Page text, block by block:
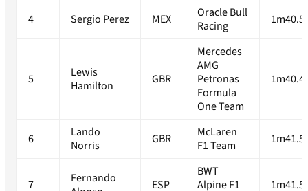
4 Sergio Perez MEX
Oracle Bull
Racing
5
Lewis
Hamilton
GBR
Mercedes
AMG
Petronas
Formula
One Team
6
Lando
Norris
GBR
McLaren
F1 Team
7
Fernando
ESP
BWT
Alpine F1